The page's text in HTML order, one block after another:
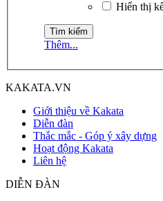
Hiển thị
Thêm...
KAKATA.VN
Giới thiệu về Kakata
Diễn đàn
Thắc mắc - Góp ý xây dựng
Hoạt động Kakata
Liên hệ
DIỄN ĐÀN